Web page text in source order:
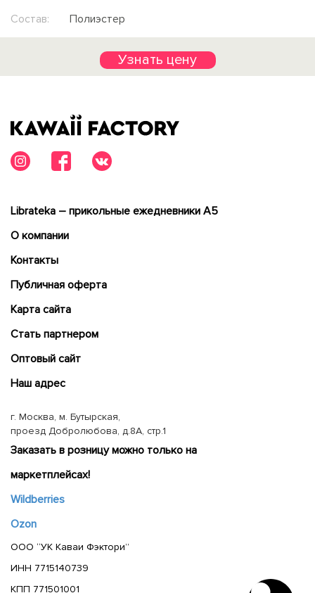
Состав: Полиэстер
Узнать цену
Librateka – прикольные ежедневники А5
О компании
Контакты
Публичная оферта
Карта сайта
Cтать партнером
Оптовый сайт
Наш адрес
г. Москва, м. Бутырская,
проезд Добролюбова, д.8А, стр.1
Заказать в розницу можно только на
маркетплейсах!
Wildberries
Ozon
ООО “УК Каваи Фэктори”
ИНН 7715140739
КПП 771501001